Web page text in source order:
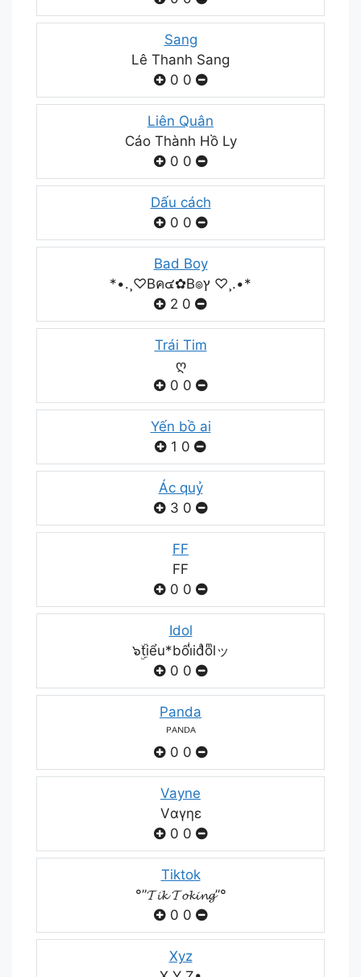
Sang
Lê Thanh Sang
0 0
Liên Quân
Cáo Thành Hồ Ly
0 0
Dấu cách
0 0
Bad Boy
*•.¸♡Bค๔✿B๏ץ ♡¸.•*
2 0
Trái Tim
ღ
0 0
Yến bồ ai
1 0
Ác quỷ
3 0
FF
FF
0 0
Idol
๖ۣۜtiểu*bốiͥidͣoͫlッ
0 0
Panda
ᴾᴬᴺᴰᴬ
0 0
Vayne
Vαγηε
0 0
Tiktok
°”𝓣𝓲𝓴 𝓣𝓸𝓴𝓲𝓷𝓰”°
0 0
Xyz